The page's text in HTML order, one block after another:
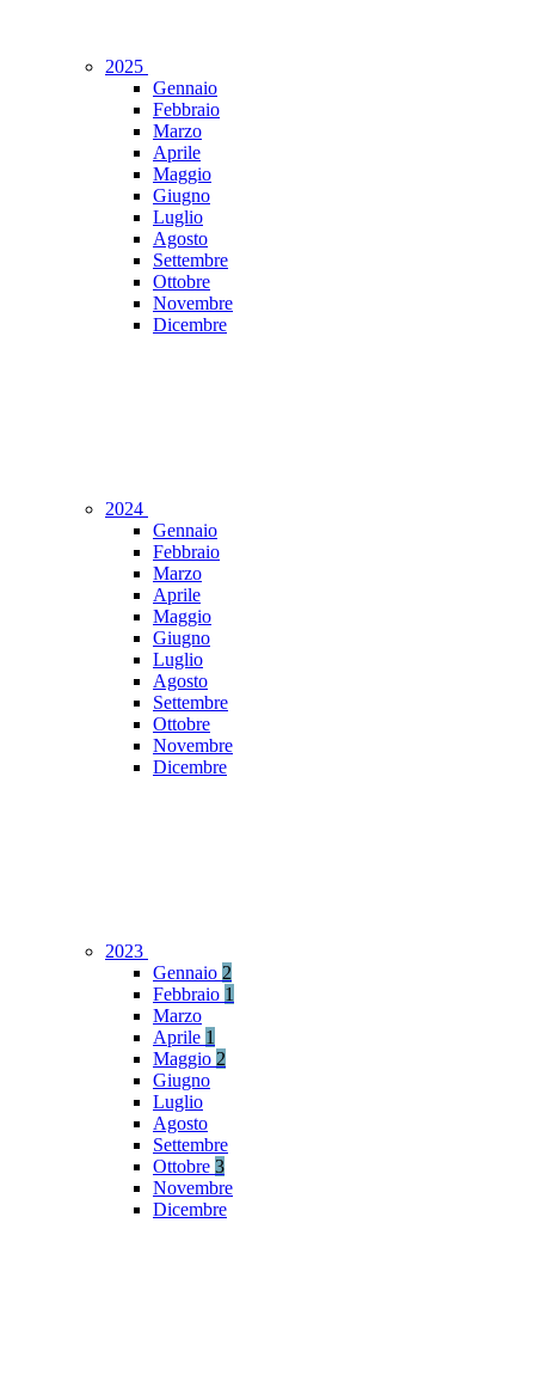
2025
Gennaio
Febbraio
Marzo
Aprile
Maggio
Giugno
Luglio
Agosto
Settembre
Ottobre
Novembre
Dicembre
2024
Gennaio
Febbraio
Marzo
Aprile
Maggio
Giugno
Luglio
Agosto
Settembre
Ottobre
Novembre
Dicembre
2023
Gennaio 2
Febbraio 1
Marzo
Aprile 1
Maggio 2
Giugno
Luglio
Agosto
Settembre
Ottobre 3
Novembre
Dicembre